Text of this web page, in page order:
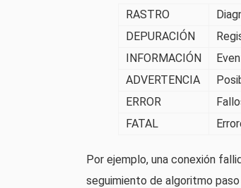
RASTRO
DEPURACIÓN
INFORMACIÓN
ADVERTENCIA
ERROR
FATAL
Por ejemplo, una conexión
seguimiento de algoritmo